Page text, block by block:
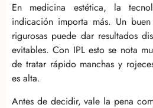
En medicina estética, la
indicación importa más. Un
rigurosas puede dar resultados
evitables. Con IPL esto se nota
de tratar rápido manchas y
es alta.
Antes de decidir, vale la pena